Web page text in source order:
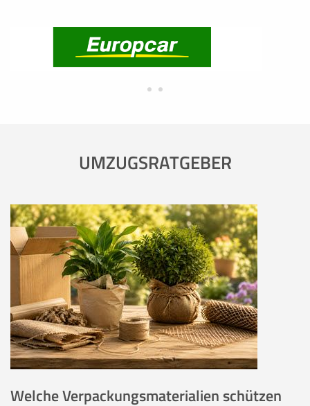
UMZUGSRATGEBER
Welche Verpackungsmaterialien schützen